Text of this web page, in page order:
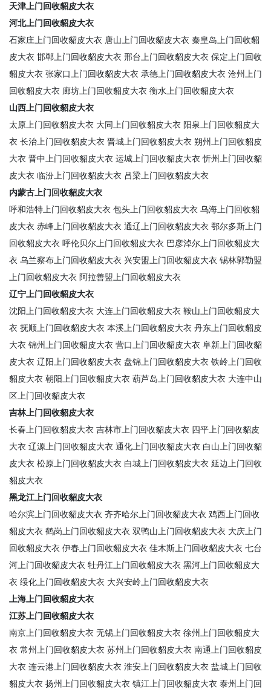
天津上门回收貂皮大衣
河北上门回收貂皮大衣
石家庄上门回收貂皮大衣 唐山上门回收貂皮大衣 秦皇岛上门回收貂
皮大衣 邯郸上门回收貂皮大衣 邢台上门回收貂皮大衣 保定上门回收
貂皮大衣 张家口上门回收貂皮大衣 承德上门回收貂皮大衣 沧州上门
回收貂皮大衣 廊坊上门回收貂皮大衣 衡水上门回收貂皮大衣
山西上门回收貂皮大衣
太原上门回收貂皮大衣 大同上门回收貂皮大衣 阳泉上门回收貂皮大
衣 长治上门回收貂皮大衣 晋城上门回收貂皮大衣 朔州上门回收貂皮
大衣 晋中上门回收貂皮大衣 运城上门回收貂皮大衣 忻州上门回收貂
皮大衣 临汾上门回收貂皮大衣 吕梁上门回收貂皮大衣
内蒙古上门回收貂皮大衣
呼和浩特上门回收貂皮大衣 包头上门回收貂皮大衣 乌海上门回收貂
皮大衣 赤峰上门回收貂皮大衣 通辽上门回收貂皮大衣 鄂尔多斯上门
回收貂皮大衣 呼伦贝尔上门回收貂皮大衣 巴彦淖尔上门回收貂皮大
衣 乌兰察布上门回收貂皮大衣 兴安盟上门回收貂皮大衣 锡林郭勒盟
上门回收貂皮大衣 阿拉善盟上门回收貂皮大衣
辽宁上门回收貂皮大衣
沈阳上门回收貂皮大衣 大连上门回收貂皮大衣 鞍山上门回收貂皮大
衣 抚顺上门回收貂皮大衣 本溪上门回收貂皮大衣 丹东上门回收貂皮
大衣 锦州上门回收貂皮大衣 营口上门回收貂皮大衣 阜新上门回收貂
皮大衣 辽阳上门回收貂皮大衣 盘锦上门回收貂皮大衣 铁岭上门回收
貂皮大衣 朝阳上门回收貂皮大衣 葫芦岛上门回收貂皮大衣 大连中山
区上门回收貂皮大衣
吉林上门回收貂皮大衣
长春上门回收貂皮大衣 吉林市上门回收貂皮大衣 四平上门回收貂皮
大衣 辽源上门回收貂皮大衣 通化上门回收貂皮大衣 白山上门回收貂
皮大衣 松原上门回收貂皮大衣 白城上门回收貂皮大衣 延边上门回收
貂皮大衣
黑龙江上门回收貂皮大衣
哈尔滨上门回收貂皮大衣 齐齐哈尔上门回收貂皮大衣 鸡西上门回收
貂皮大衣 鹤岗上门回收貂皮大衣 双鸭山上门回收貂皮大衣 大庆上门
回收貂皮大衣 伊春上门回收貂皮大衣 佳木斯上门回收貂皮大衣 七台
河上门回收貂皮大衣 牡丹江上门回收貂皮大衣 黑河上门回收貂皮大
衣 绥化上门回收貂皮大衣 大兴安岭上门回收貂皮大衣
上海上门回收貂皮大衣
江苏上门回收貂皮大衣
南京上门回收貂皮大衣 无锡上门回收貂皮大衣 徐州上门回收貂皮大
衣 常州上门回收貂皮大衣 苏州上门回收貂皮大衣 南通上门回收貂皮
大衣 连云港上门回收貂皮大衣 淮安上门回收貂皮大衣 盐城上门回收
貂皮大衣 扬州上门回收貂皮大衣 镇江上门回收貂皮大衣 泰州上门回